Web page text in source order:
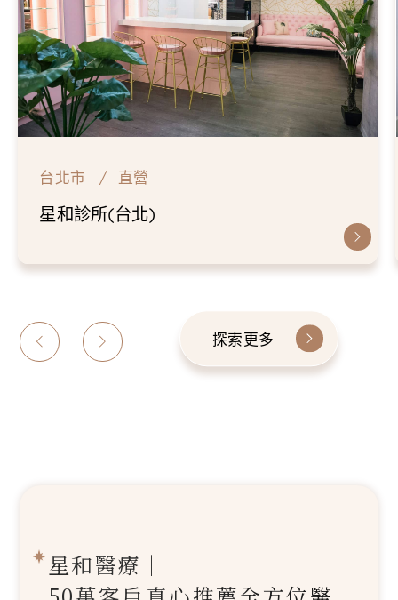
台北市 直營
星和診所(台北)
探索更多
星和醫療｜